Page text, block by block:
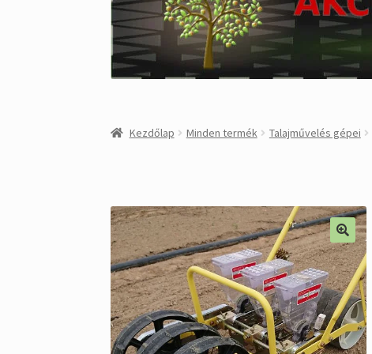
Kezdőlap Minden termék Talajművelés gépei